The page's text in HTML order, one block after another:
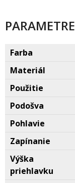
PARAMETRE
Farba
Materiál
Použitie
Podošva
Pohlavie
Zapínanie
Výška
priehlavku